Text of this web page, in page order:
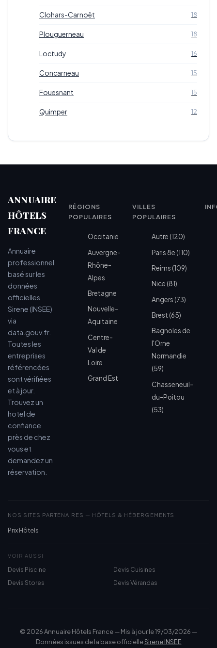
Clohars-Carnoët 18
Plouguerneau 18
Loctudy 16
Concarneau 15
Fouesnant 15
Quimper 12
ANNUAIRE
HÔTELS
FRANCE
Annuaire
professionnel
basé sur les
données
officielles
Sirene (INSEE)
via
data.gouv.fr.
Toutes les
entreprises
référencées
sont vérifiées
et à jour.
Trouvez un
hotel de
confiance
près de chez
vous et
demandez un
réservation.
RÉGIONS
POPULAIRES
Occitanie
Auvergne-
Rhône-
Alpes
Bretagne
Nouvelle-
Aquitaine
Centre-
Val de
Loire
Grand Est
VILLES
POPULAIRES
Autre (120)
Paris 8e (110)
Reims (109)
Nice (81)
Angers (73)
Brest (65)
Bagnoles de
l'Orne
Normandie
(59)
Chasseneuil-
du-Poitou
(53)
NOS SITES PARTENAIRES — HÔTELS & HÉBERGEMENTS
Prix Hôtels
VOIR AUSSI
Devis Piscine
Devis Cuisines
Devis Stores
Devis Vérandas
© 2026 Annuaire Hôtels France — Mis à jour le 19/03/2026 —
Données issues de la base officielleSirene INSEE